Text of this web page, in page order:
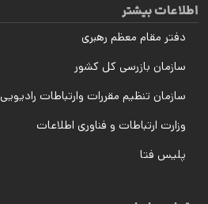
اطلاعات بیشتر
دفتر مقام معظم رهبری
سازمان بازرسی کل کشور
سازمان تنظیم مقررات وارتباطات رادیویی
وزارت ارتباطات و فناوری اطلاعات
پلیس فتا